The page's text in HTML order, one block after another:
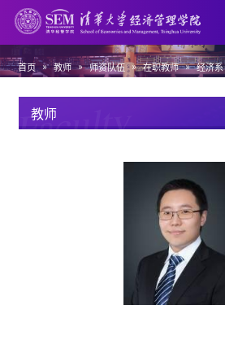
首页 » 教师 » 师资队伍 » 在职教师 » 经济系
教师
Faculty